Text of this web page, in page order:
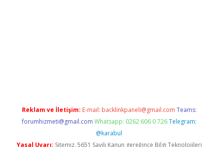
Reklam ve İletişim: E-mail: backlinkpaneli@gmail.com Teams:
forumhizmeti@gmail.com Whatsapp: 0262 606 0 726 Telegram:
@karabul
Yasal Uyarı: Sitemiz, 5651 Sayılı Kanun gereğince Bilgi Teknolojileri